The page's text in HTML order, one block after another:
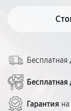
Бесплатная
Бесплатная
Гарантия